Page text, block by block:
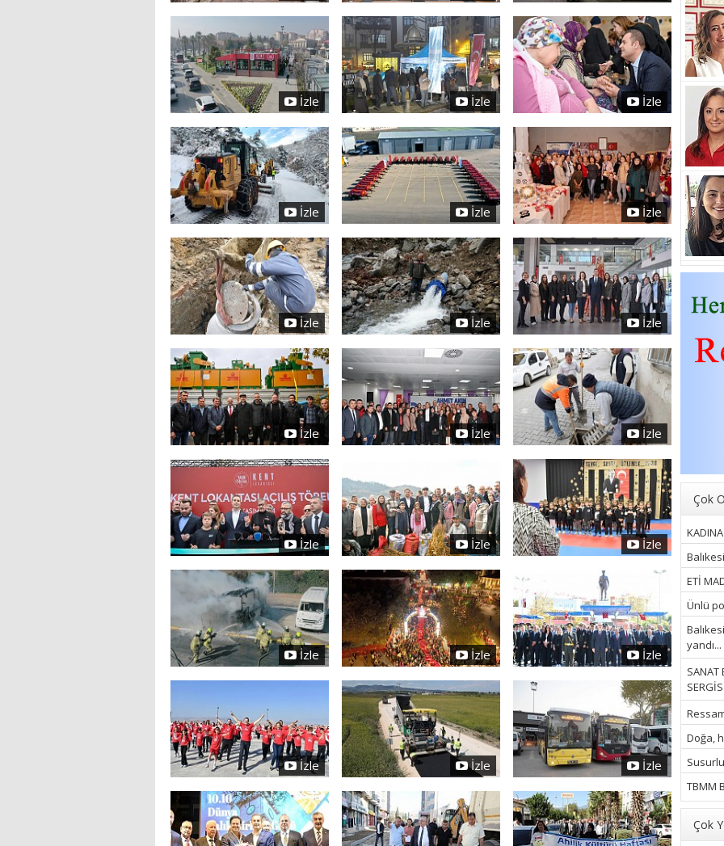
Çok
ETİ
Ünlü
yandı...
SANAT
Doğa,
TBMM
Çok
İzle İzle İzle
İzle İzle İzle
İzle İzle İzle
İzle İzle İzle
İzle İzle İzle
İzle İzle İzle
İzle İzle İzle